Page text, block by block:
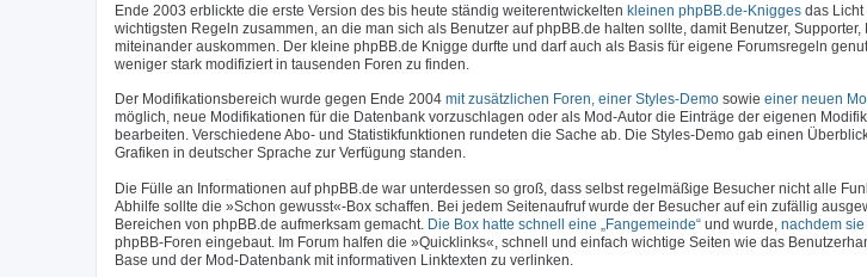
Ende 2003 erblickte die erste Version des bis heute ständig weiterentwickelten kleinen phpBB.de-Knigges das Licht
wichtigsten Regeln zusammen, an die man sich als Benutzer auf phpBB.de halten sollte, damit Benutzer,
miteinander auskommen. Der kleine phpBB.de Knigge durfte und darf auch als Basis für eigene Forumsregeln
weniger stark modifiziert in tausenden Foren zu finden.
Der Modifikationsbereich wurde gegen Ende 2004 mit zusätzlichen Foren, einer Styles-Demo sowie einer neuen
möglich, neue Modifikationen für die Datenbank vorzuschlagen oder als Mod-Autor die Einträge der eigenen
bearbeiten. Verschiedene Abo- und Statistikfunktionen rundeten die Sache ab. Die Styles-Demo gab einen
Grafiken in deutscher Sprache zur Verfügung standen.
Die Fülle an Informationen auf phpBB.de war unterdessen so groß, dass selbst regelmäßige Besucher nicht alle
Abhilfe sollte die »Schon gewusst«-Box schaffen. Bei jedem Seitenaufruf wurde der Besucher auf ein zufällig
Bereichen von phpBB.de aufmerksam gemacht. Die Box hatte schnell eine „Fangemeinde“ und wurde, nachdem
phpBB-Foren eingebaut. Im Forum halfen die »Quicklinks«, schnell und einfach wichtige Seiten wie das
Base und der Mod-Datenbank mit informativen Linktexten zu verlinken.